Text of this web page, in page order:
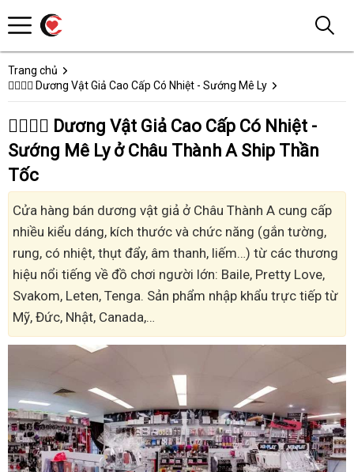
Trang chủ
👩‍❤️‍💋‍👨 Dương Vật Giả Cao Cấp Có Nhiệt - Sướng Mê Ly
👩‍❤️‍💋‍👨 Dương Vật Giả Cao Cấp Có Nhiệt -
Sướng Mê Ly ở Châu Thành A Ship Thần
Tốc
Cửa hàng bán dương vật giả ở Châu Thành A cung cấp
nhiều kiểu dáng, kích thước và chức năng (gắn tường,
rung, có nhiệt, thụt đẩy, âm thanh, liếm…) từ các thương
hiệu nổi tiếng về đồ chơi người lớn: Baile, Pretty Love,
Svakom, Leten, Tenga. Sản phẩm nhập khẩu trực tiếp từ
Mỹ, Đức, Nhật, Canada,…